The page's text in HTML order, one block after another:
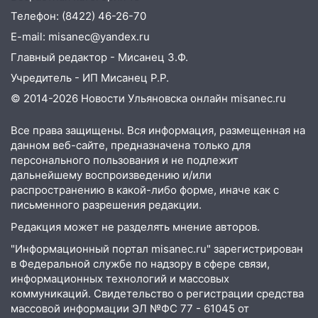
легковой автомобиль
09:39 В Ульяновске будут судить десять
наркодилеров, снабжавших две области
09:25 Вынесли приговор дебоширам,
избившим мужчину в трамвае
08:27 Ульяновская полиция получила
один из шести уникальных автомобилей
в России
07:02 Жара отступит: какой будет
погода в Ульяновске днем 5 августа
06:10
Двое мигрантов изнасиловали 13-
летнюю девочку в центре Ульяновска
06:00 Мертвеца выкопали, посадили в
мешок и попытались утопить в Волге
05:30 Астрологи назвали самый
Телефон: (8422) 46-26-70
E-mail: misanec@yandex.ru
Главный редактор - Мисанец З.Ф.
Учредитель - ИП Мисанец Р.Р.
© 2014-2026 Новости Ульяновска онлайн misanec.ru
Все права защищены. Вся информация, размещенная на
данном веб-сайте, предназначена только для
персонального пользования и не подлежит
дальнейшему воспроизведению и/или
распространению в какой-либо форме, иначе как с
письменного разрешения редакции.
Редакция может не разделять мнение авторов.
"Информационный портал misanec.ru" зарегистрирован
в Федеральной службе по надзору в сфере связи,
информационных технологий и массовых
коммуникаций. Свидетельство о регистрации средства
массовой информации ЭЛ №ФС 77 - 61045 от